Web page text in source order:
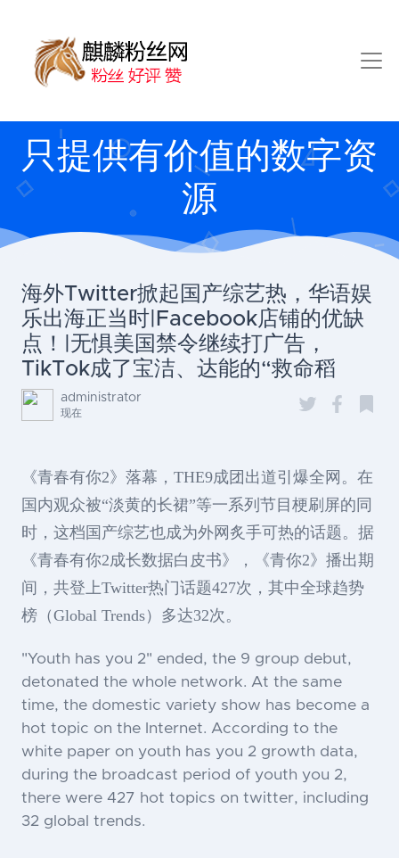
只提供有价值的数字资
源
海外Twitter掀起国产综艺热，华语娱
乐出海正当时|Facebook店铺的优缺
点！|无惧美国禁令继续打广告，
TikTok成了宝洁、达能的“救命稻
administrator
现在
《青春有你2》落幕，THE9成团出道引爆全网。在
国内观众被“淡黄的长裙”等一系列节目梗刷屏的同
时，这档国产综艺也成为外网炙手可热的话题。据
《青春有你2成长数据白皮书》，《青你2》播出期
间，共登上Twitter热门话题427次，其中全球趋势
榜（Global Trends）多达32次。
"Youth has you 2" ended, the 9 group debut,
detonated the whole network. At the same
time, the domestic variety show has become a
hot topic on the Internet. According to the
white paper on youth has you 2 growth data,
during the broadcast period of youth you 2,
there were 427 hot topics on twitter, including
32 global trends.